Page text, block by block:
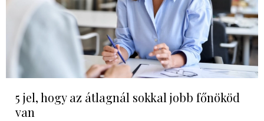
5 jel, hogy az átlagnál sokkal jobb főnököd
van